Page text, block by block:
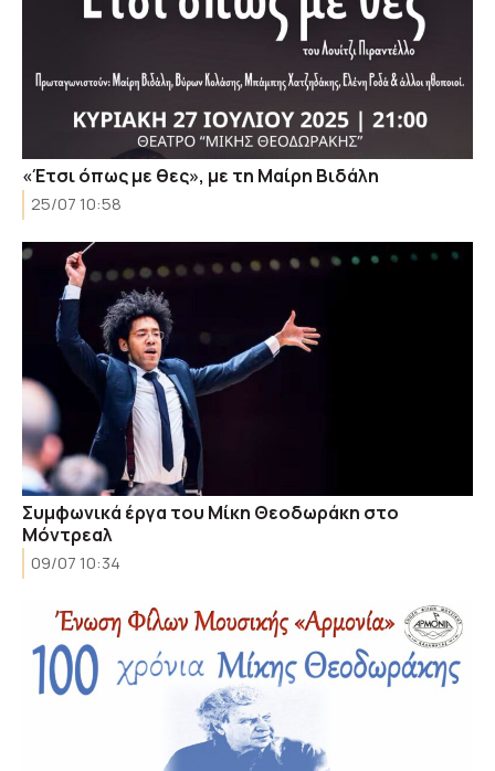
«Έτσι όπως με θες», με τη Μαίρη Βιδάλη
25/07 10:58
Συμφωνικά έργα του Μίκη Θεοδωράκη στο
Μόντρεαλ
09/07 10:34